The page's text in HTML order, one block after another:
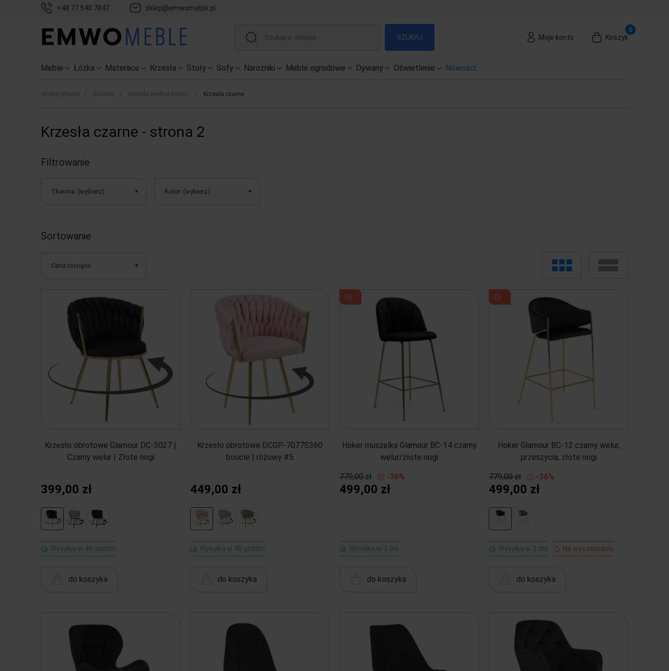
+48 77 540 7847 sklep@emwomeble.pl
SZUKAJ Moje konto Koszyk
Meble Łóżka Materace Krzesła Stoły Sofy Narożniki Meble ogrodowe Dywany Oświetlenie Nowości
Strona główna Krzesła Krzesła według koloru Krzesła czarne
Krzesła czarne - strona 2
Filtrowanie
Tkanina: (wybierz) Kolor: (wybierz)
Sortowanie
Cena rosnąco
Krzesło obrotowe Glamour DC-3027 |
Czarny welur | Złote nogi
399,00 zł
Wysyłka w 48 godzin
do koszyka
Krzesło obrotowe DCGP-7077S360
boucle | różowy #5
449,00 zł
Wysyłka w 48 godzin
do koszyka
Hoker muszelka Glamour BC-14 czarny
welur/złote nogi
779,00 zł -36%
499,00 zł
Wysyłka w 3 dni
do koszyka
Hoker Glamour BC-12 czarny welur,
przeszycia, złote nogi
779,00 zł -36%
499,00 zł
Wysyłka w 3 dni Na wyczerpaniu
do koszyka